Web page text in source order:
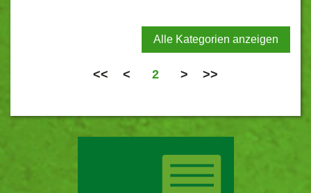
Alle Kategorien anzeigen
<< < 2 > >>